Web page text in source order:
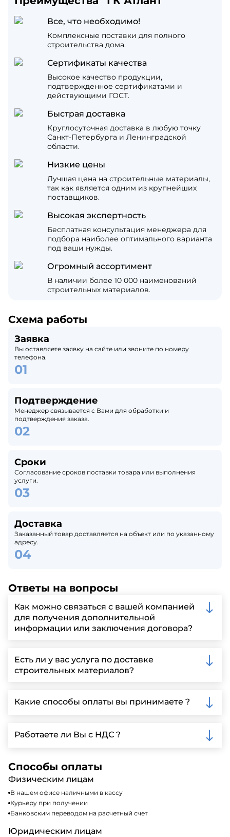
Все, что необходимо!
Комплексные поставки для полного
строительства дома.
Сертификаты качества
Высокое качество продукции,
подтвержденное сертификатами и
действующими ГОСТ.
Быстрая доставка
Круглосуточная доставка в любую точку
Санкт-Петербурга и Ленинградской
области.
Низкие цены
Лучшая цена на строительные материалы,
так как является одним из крупнейших
поставщиков.
Высокая экспертность
Бесплатная консультация менеджера для
подбора наиболее оптимального варианта
под ваши нужды.
Огромный ассортимент
В наличии более 10 000 наименований
строительных материалов.
Схема работы
Заявка
Вы оставляете заявку на сайте или звоните по номеру
телефона.
Подтверждение
Менеджер связывается с Вами для обработки и
подтверждения заказа.
Сроки
Согласование сроков поставки товара или выполнения
услуги.
Доставка
Заказанный товар доставляется на объект или по указанному
адресу.
Ответы на вопросы
Как можно связаться с вашей компанией
для получения дополнительной
информации или заключения договора?
запрос через нашу официальную почту или
заполнить форму на нашем сайте для более
детальной информации и организации встречи.
Есть ли у вас услуга по доставке
строительных материалов?
Ленинградской области, у нас собственный
автопарк, для обеспечения быстрой и надежной
Какие способы оплаты вы принимаете ?
включая наличные, банковские переводы,
кредитные карты. Подробную информацию о
Работаете ли Вы с НДС ?
налогообложения, т.е с НДС 20%
Способы оплаты
Физическим лицам
В нашем офисе наличными в кассу
Курьеру при получении
Банковским переводом на расчетный счет
Юридическим лицам